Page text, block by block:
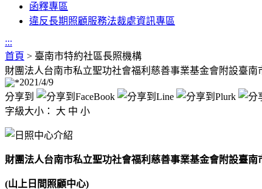
函釋專區
違反長期照顧服務法裁處資訊專區
:::
首頁 > 臺南市特約社區長照機構
財團法人台南市私立聖功社會福利慈善事業基金會附設臺
2021/4/9
分享到
字級大小： 大 中 小
財團法人台南市私立聖功社會福利慈善事業基金會附設臺
(山上日間照顧中心)